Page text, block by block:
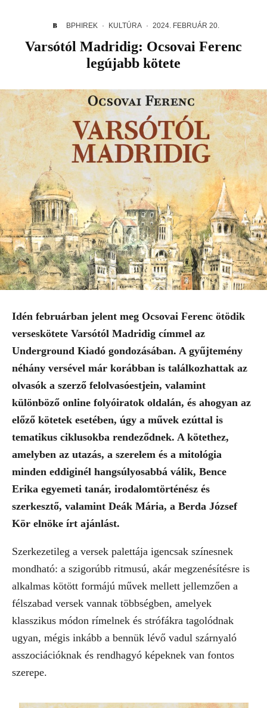
BPHIREK · KULTÚRA · 2024. FEBRUÁR 20.
Varsótól Madridig: Ocsovai Ferenc
legújabb kötete
Idén februárban jelent meg Ocsovai Ferenc ötödik
verseskötete Varsótól Madridig címmel az
Underground Kiadó gondozásában. A gyűjtemény
néhány versével már korábban is találkozhattak az
olvasók a szerző felolvasóestjein, valamint
különböző online folyóiratok oldalán, és ahogyan az
előző kötetek esetében, úgy a művek ezúttal is
tematikus ciklusokba rendeződnek. A kötethez,
amelyben az utazás, a szerelem és a mitológia
minden eddiginél hangsúlyosabbá válik, Bence
Erika egyemeti tanár, irodalomtörténész és
szerkesztő, valamint Deák Mária, a Berda József
Kör elnöke írt ajánlást.
Szerkezetileg a versek palettája igencsak színesnek
mondható: a szigorúbb ritmusú, akár megzenésítésre is
alkalmas kötött formájú művek mellett jellemzően a
félszabad versek vannak többségben, amelyek
klasszikus módon rímelnek és strófákra tagolódnak
ugyan, mégis inkább a bennük lévő vadul szárnyaló
asszociációknak és rendhagyó képeknek van fontos
szerepe.